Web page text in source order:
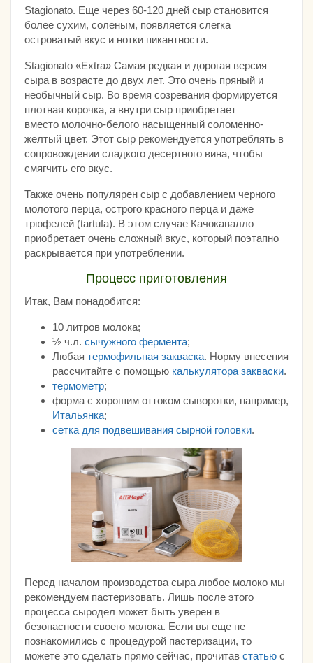
Stagionato. Еще через 60-120 дней сыр становится
более сухим, соленым, появляется слегка
островатый вкус и нотки пикантности.
Stagionato «Extra» Самая редкая и дорогая версия
сыра в возрасте до двух лет. Это очень пряный и
необычный сыр. Во время созревания формируется
плотная корочка, а внутри сыр приобретает
вместо молочно-белого насыщенный соломенно-
желтый цвет. Этот сыр рекомендуется употреблять в
сопровождении сладкого десертного вина, чтобы
смягчить его вкус.
Также очень популярен сыр с добавлением черного
молотого перца, острого красного перца и даже
трюфелей (tartufa). В этом случае Качокавалло
приобретает очень сложный вкус, который поэтапно
раскрывается при употреблении.
Процесс приготовления
Итак, Вам понадобится:
10 литров молока;
½ ч.л. сычужного фермента;
Любая термофильная закваска. Норму внесения
рассчитайте с помощью калькулятора закваски.
термометр;
форма с хорошим оттоком сыворотки, например,
Итальянка;
сетка для подвешивания сырной головки.
Перед началом производства сыра любое молоко мы
рекомендуем пастеризовать. Лишь после этого
процесса сыродел может быть уверен в
безопасности своего молока. Если вы еще не
познакомились с процедурой пастеризации, то
можете это сделать прямо сейчас, прочитав статью с